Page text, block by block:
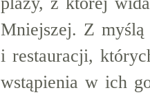
Mniejszej. Z myślą
i restauracji,
wstąpienia w ich